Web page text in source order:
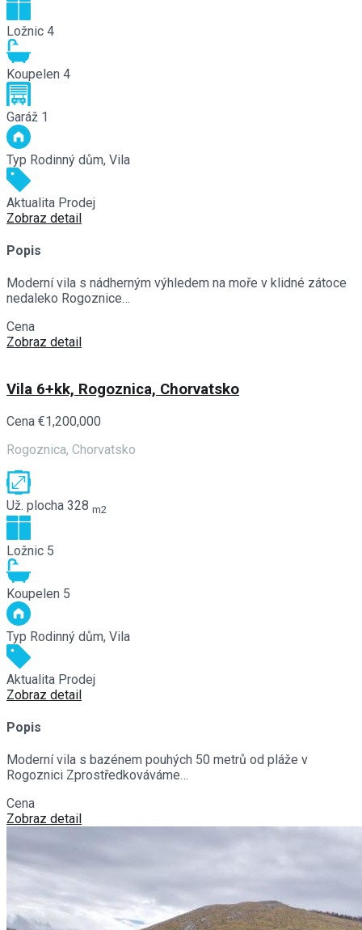
Ložnic 4
Koupelen 4
Garáž 1
Typ Rodinný dům, Vila
Aktualita Prodej
Zobraz detail
Popis
Moderní vila s nádherným výhledem na moře v klidné zátoce
nedaleko Rogoznice…
Cena
Zobraz detail
Vila 6+kk, Rogoznica, Chorvatsko
Cena €1,200,000
Rogoznica, Chorvatsko
Už. plocha 328 m2
Ložnic 5
Koupelen 5
Typ Rodinný dům, Vila
Aktualita Prodej
Zobraz detail
Popis
Moderní vila s bazénem pouhých 50 metrů od pláže v
Rogoznici Zprostředkováváme…
Cena
Zobraz detail